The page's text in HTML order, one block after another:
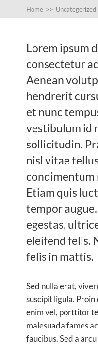
Home >> Uncategorized
Lorem ipsum
consectetur
Aenean
hendrerit
et nunc
vestibulum id
sollicitudin.
nisl vitae
condimentum
Etiam quis
tempor
egestas,
eleifend felis.
felis in mattis.
Sed nulla erat,
suscipit ligula.
enim vel, porttitor
malesuada fames
faucibus. Sed a